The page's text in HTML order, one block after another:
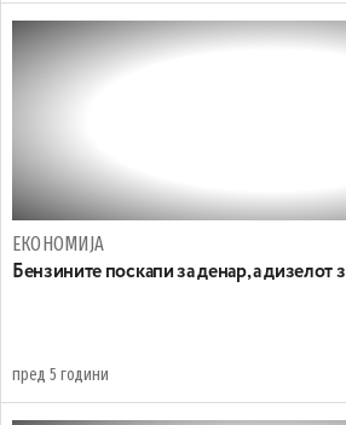
ЕКОНОМИЈА
Бензините поскапи за денар, а дизелот
пред 5 години